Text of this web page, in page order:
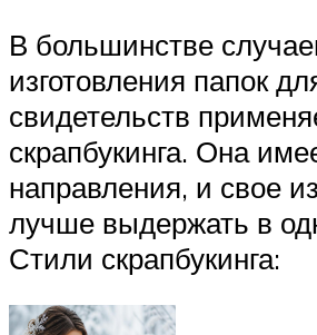
В большинстве
изготовления папок
свидетельств
скрапбукинга. Она
направления, и свое
лучше выдержать в
Стили скрапбукинга: